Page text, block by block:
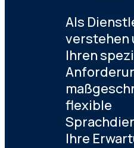
Als
verstehen
Ihren
flexible
Ihre